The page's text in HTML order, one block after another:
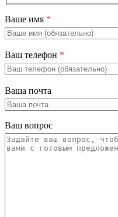
Ваше имя *
Ваш телефон *
Ваша почта
Ваш вопрос